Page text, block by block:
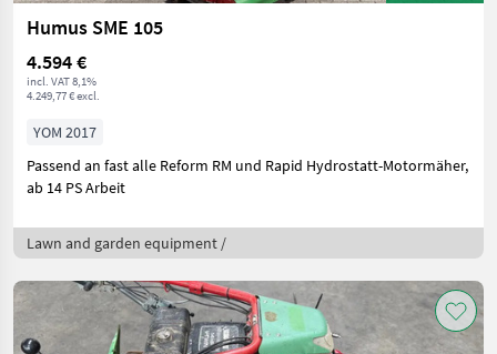
Humus SME 105
4.594 €
incl. VAT 8,1%
4.249,77 € excl.
YOM 2017
Passend an fast alle Reform RM und Rapid Hydrostatt-Motormäher,
ab 14 PS Arbeit
Lawn and garden equipment /